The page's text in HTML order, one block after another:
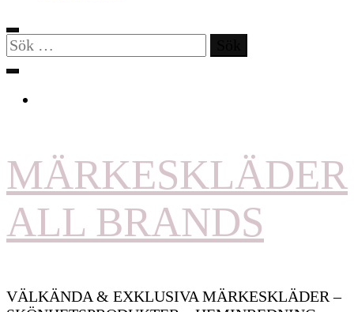
Sök
efter:
MÄRKESKLÄDER
ALL BRANDS
VÄLKÄNDA & EXKLUSIVA MÄRKESKLÄDER –